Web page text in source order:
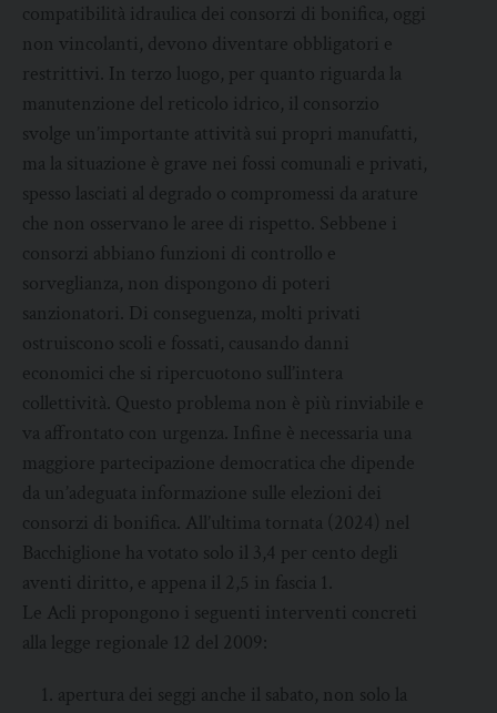
compatibilità idraulica dei consorzi di bonifica, oggi
non vincolanti, devono diventare obbligatori e
restrittivi. In terzo luogo, per quanto riguarda la
manutenzione del reticolo idrico, il consorzio
svolge un’importante attività sui propri manufatti,
ma la situazione è grave nei fossi comunali e privati,
spesso lasciati al degrado o compromessi da arature
che non osservano le aree di rispetto. Sebbene i
consorzi abbiano funzioni di controllo e
sorveglianza, non dispongono di poteri
sanzionatori. Di conseguenza, molti privati
ostruiscono scoli e fossati, causando danni
economici che si ripercuotono sull’intera
collettività. Questo problema non è più rinviabile e
va affrontato con urgenza. Infine è necessaria una
maggiore partecipazione democratica che dipende
da un’adeguata informazione sulle elezioni dei
consorzi di bonifica. All’ultima tornata (2024) nel
Bacchiglione ha votato solo il 3,4 per cento degli
aventi diritto, e appena il 2,5 in fascia 1.
Le Acli propongono i seguenti interventi concreti
alla legge regionale 12 del 2009:
apertura dei seggi anche il sabato, non solo la